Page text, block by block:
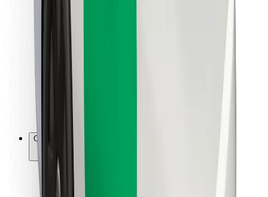
Za vozače
Za dostavljače
Bolt Food
Za vlasnike flota
Ostalo
Dobavljači
Uvjeti i odredbe